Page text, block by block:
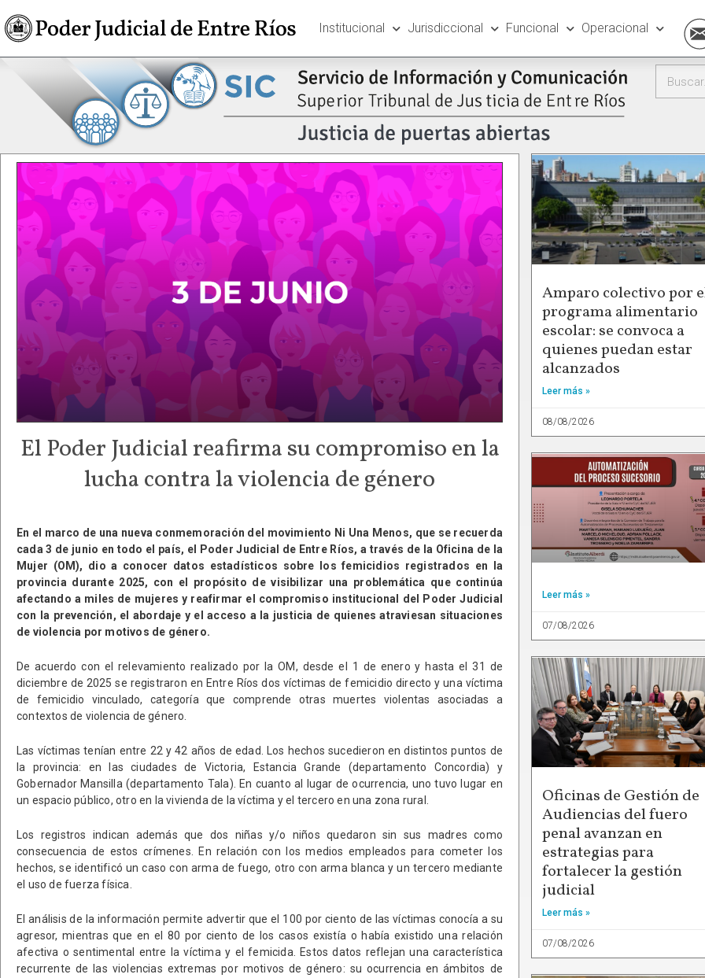
Institucional Jurisdiccional Funcional Operacional
El Poder Judicial reafirma su compromiso en la
lucha contra la violencia de género
En el marco de una nueva conmemoración del movimiento Ni Una Menos, que se recuerda
cada 3 de junio en todo el país, el Poder Judicial de Entre Ríos, a través de la Oficina de la
Mujer (OM), dio a conocer datos estadísticos sobre los femicidios registrados en la
provincia durante 2025, con el propósito de visibilizar una problemática que continúa
afectando a miles de mujeres y reafirmar el compromiso institucional del Poder Judicial
con la prevención, el abordaje y el acceso a la justicia de quienes atraviesan situaciones
de violencia por motivos de género.
De acuerdo con el relevamiento realizado por la OM, desde el 1 de enero y hasta el 31 de
diciembre de 2025 se registraron en Entre Ríos dos víctimas de femicidio directo y una víctima
de femicidio vinculado, categoría que comprende otras muertes violentas asociadas a
contextos de violencia de género.
Las víctimas tenían entre 22 y 42 años de edad. Los hechos sucedieron en distintos puntos de
la provincia: en las ciudades de Victoria, Estancia Grande (departamento Concordia) y
Gobernador Mansilla (departamento Tala). En cuanto al lugar de ocurrencia, uno tuvo lugar en
un espacio público, otro en la vivienda de la víctima y el tercero en una zona rural.
Los registros indican además que dos niñas y/o niños quedaron sin sus madres como
consecuencia de estos crímenes. En relación con los medios empleados para cometer los
hechos, se identificó un caso con arma de fuego, otro con arma blanca y un tercero mediante
el uso de fuerza física.
El análisis de la información permite advertir que el 100 por ciento de las víctimas conocía a su
agresor, mientras que en el 80 por ciento de los casos existía o había existido una relación
afectiva o sentimental entre la víctima y el femicida. Estos datos reflejan una característica
recurrente de las violencias extremas por motivos de género: su ocurrencia en ámbitos de
Amparo colectivo por
programa alimentario
escolar: se convoca a
quienes puedan estar
alcanzados
Leer más »
08/08/2026
Leer más »
07/08/2026
Oficinas de Gestión de
Audiencias del fuero
penal avanzan en
estrategias para
fortalecer la gestión
judicial
Leer más »
07/08/2026